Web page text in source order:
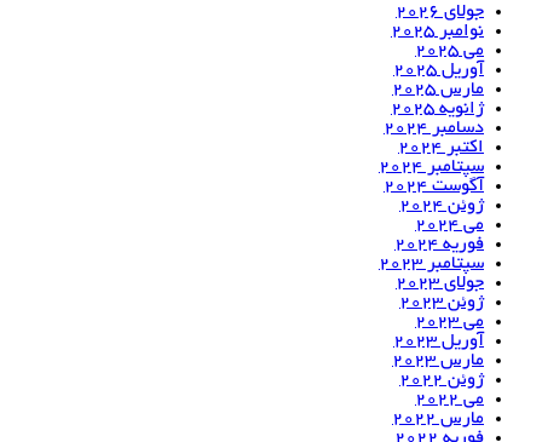
جولای 2026
نوامبر 2025
می 2025
آوریل 2025
مارس 2025
ژانویه 2025
دسامبر 2024
اکتبر 2024
سپتامبر 2024
آگوست 2024
ژوئن 2024
می 2024
فوریه 2024
سپتامبر 2023
جولای 2023
ژوئن 2023
می 2023
آوریل 2023
مارس 2023
ژوئن 2022
می 2022
مارس 2022
فوریه 2022